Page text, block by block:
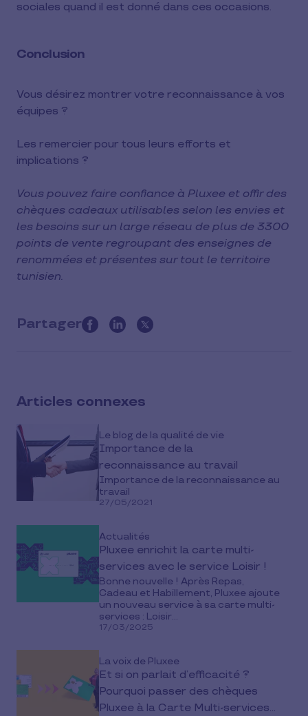
sociales quand il est donné dans ces occasions.
Conclusion
Vous désirez montrer votre reconnaissance à vos
équipes ?
Les remercier pour tous leurs efforts et
implications ?
Vous pouvez faire confiance à Pluxee et offir des
chèques cadeaux utilisables selon les envies et
les besoins sur un large réseau de plus de 3300
points de vente regroupant des enseignes de
renommées et présentes sur tout le territoire
tunisien.
Partager
this
media
Articles connexes
Le blog de la qualité de vie
Importance de la
reconnaissance au travail
Importance de la reconnaissance au
travail
27/05/2021
Actualités
Pluxee enrichit la carte multi-
services avec le service Loisir !
Bonne nouvelle ! Après Repas,
Cadeau et Habillement, Pluxee ajoute
un nouveau service à sa carte multi-
services : Loisir...
17/03/2025
La voix de Pluxee
Et si on parlait d’efficacité ?
Pourquoi passer des chèques
Pluxee à la Carte Multi-services